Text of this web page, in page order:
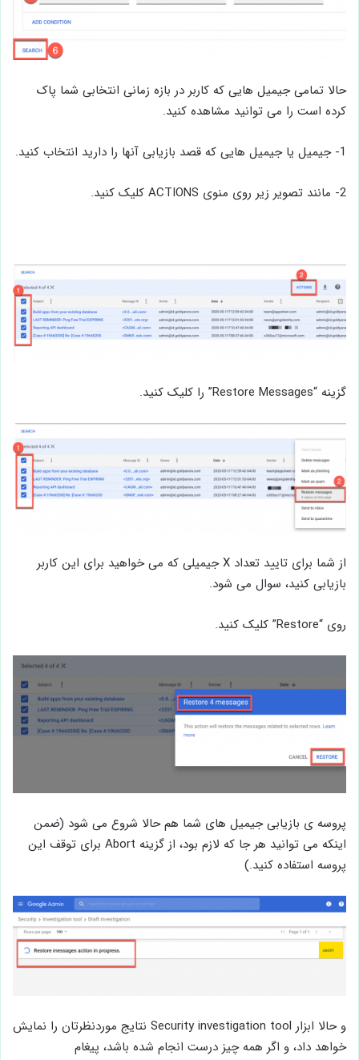
حالا تمامی جیمیل هایی که کاربر در بازه زمانی انتخابی شما پاک
کرده است را می توانید مشاهده کنید.
1- جیمیل یا جیمیل هایی که قصد بازیابی آنها را دارید انتخاب کنید.
2- مانند تصویر زیر روی منوی ACTIONS کلیک کنید.
گزینه “Restore Messages” را کلیک کنید.
از شما برای تایید تعداد X جیمیلی که می خواهید برای این کاربر
بازیابی کنید، سوال می شود.
روی “Restore” کلیک کنید.
پروسه ی بازیابی جیمیل های شما هم حالا شروع می شود (ضمن
اینکه می توانید هر جا که لازم بود، از گزینه Abort برای توقف این
پروسه استفاده کنید.)
و حالا ابزار Security investigation tool نتایج موردنظرتان را نمایش
خواهد داد، و اگر همه چیز درست انجام شده باشد، پیغام